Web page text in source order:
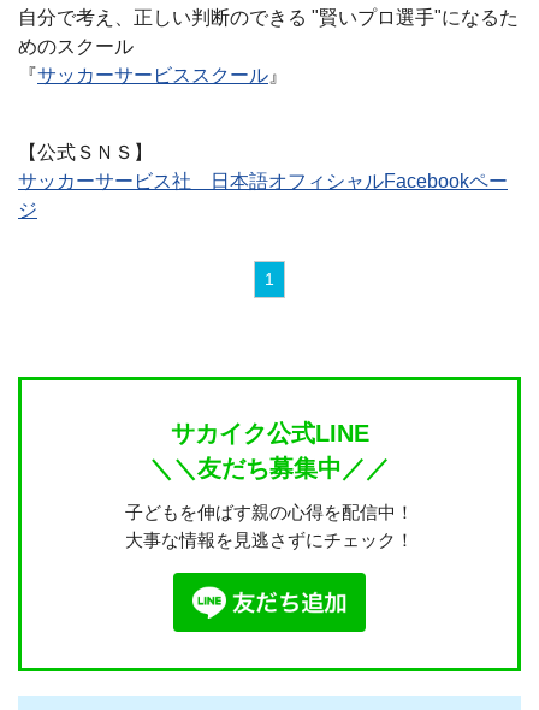
自分で考え、正しい判断のできる "賢いプロ選手"になるた
めのスクール
『サッカーサービススクール 』
【公式ＳＮＳ】
サッカーサービス社 日本語オフィシャルFacebookペー
ジ
1
サカイク公式LINE
＼＼友だち募集中／／
子どもを伸ばす親の心得を配信中！
大事な情報を見逃さずにチェック！